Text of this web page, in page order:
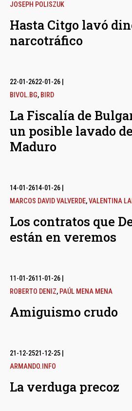
JOSEPH POLISZUK
Hasta Citgo lavó
narcotráfico
22-01-2622-01-26
BIVOL.BG, BIRD
La Fiscalía de
un posible lavado
Maduro
14-01-2614-01-26
MARCOS DAVID VALVERDE,VALENTINA
Los contratos que
están en veremos
11-01-2611-01-26
ROBERTO DENIZ, PAÚL MENA MENA
Amiguismo crudo
21-12-2521-12-25
ARMANDO.INFO
La verduga precoz